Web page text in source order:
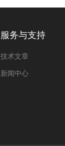
服务与支持
技术文章
新闻中心